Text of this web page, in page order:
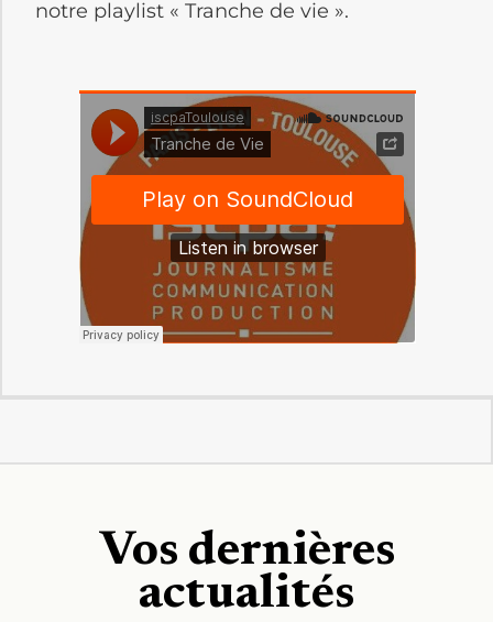
notre playlist « Tranche de vie ».
Vos dernières
actualités